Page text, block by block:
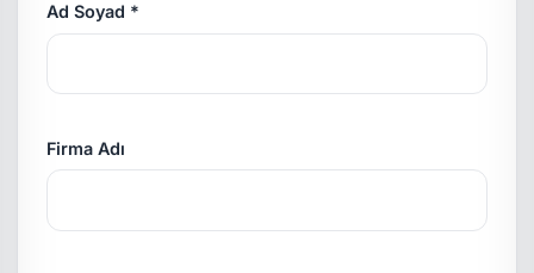
Ad Soyad *
Firma Adı